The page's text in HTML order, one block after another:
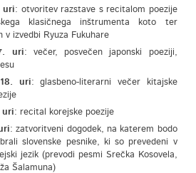
uri: otvoritev razstave s recitalom poezije
klasičnega inštrumenta koto ter
v izvedbi Ryuza Fukuhare
uri: večer, posvečen japonski poeziji,
uri: glasbeno-literarni večer kitajske
uri: recital korejske poezije
: zatvoritveni dogodek, na katerem bodo
slovenske pesnike, ki so prevedeni v
jezik (prevodi pesmi Srečka Kosovela,
Šalamuna)